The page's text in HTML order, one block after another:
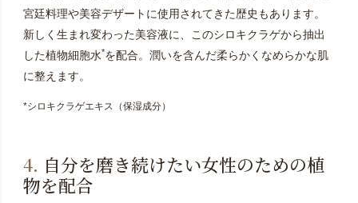
宮廷料理や美容デザートに使用されてきた歴史もあります。
新しく生まれ変わった美容液に、このシロキクラゲから抽出
した植物細胞水*を配合。潤いを含んだ柔らかくなめらかな肌
に整えます。
*シロキクラゲエキス（保湿成分）
4. 自分を磨き続けたい女性のための植
物を配合